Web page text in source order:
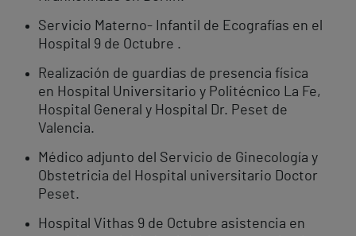
Servicio Materno- Infantil de Ecografías en el
Hospital 9 de Octubre .
Realización de guardias de presencia física
en Hospital Universitario y Politécnico La Fe,
Hospital General y Hospital Dr. Peset de
Valencia.
Médico adjunto del Servicio de Ginecología y
Obstetricia del Hospital universitario Doctor
Peset.
Hospital Vithas 9 de Octubre asistencia en